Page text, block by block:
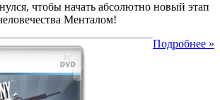
чтобы начать абсолютно новый этап
Менталом!
Подробнее »